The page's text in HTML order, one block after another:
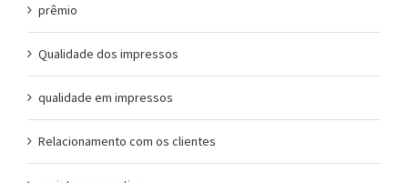
prêmio
Qualidade dos impressos
qualidade em impressos
Relacionamento com os clientes